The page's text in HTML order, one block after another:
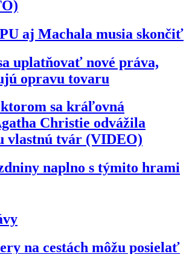
aj Machala musia skončiť
uplatňovať nové práva,
opravu tovaru
sa kráľovná
Christie odvážila
vlastnú tvár (VIDEO)
naplno s týmito hrami
na cestách môžu posielať